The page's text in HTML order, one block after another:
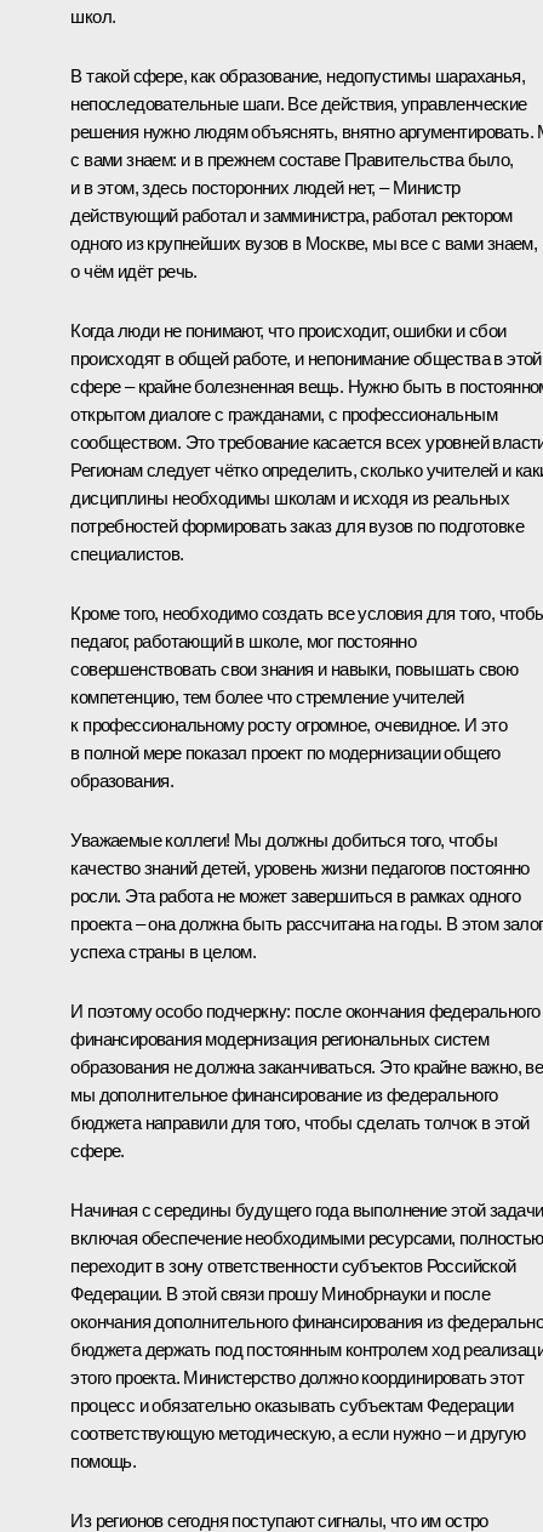
школ.
В такой сфере, как образование, недопустимы шараханья,
непоследовательные шаги. Все действия, управленческие
решения нужно людям объяснять, внятно
с вами знаем: и в прежнем составе Правительства было,
и в этом, здесь посторонних людей нет, – Министр
действующий работал и замминистра, работал ректором
одного из крупнейших вузов в Москве, мы все с вами знаем,
о чём идёт речь.
Когда люди не понимают, что происходит, ошибки и сбои
происходят в общей работе, и непонимание общества в этой
сфере – крайне болезненная вещь. Нужно быть в
открытом диалоге с гражданами, с профессиональным
сообществом. Это требование касается всех уровней
Регионам следует чётко определить, сколько учителей и
дисциплины необходимы школам и исходя из реальных
потребностей формировать заказ для вузов по подготовке
специалистов.
Кроме того, необходимо создать все условия для того,
педагог, работающий в школе, мог постоянно
совершенствовать свои знания и навыки, повышать свою
компетенцию, тем более что стремление учителей
к профессиональному росту огромное, очевидное. И это
в полной мере показал проект по модернизации общего
образования.
Уважаемые коллеги! Мы должны добиться того, чтобы
качество знаний детей, уровень жизни педагогов постоянно
росли. Эта работа не может завершиться в рамках одного
проекта – она должна быть рассчитана на годы. В этом залог
успеха страны в целом.
И поэтому особо подчеркну: после окончания федерального
финансирования модернизация региональных систем
образования не должна заканчиваться. Это крайне важно,
мы дополнительное финансирование из федерального
бюджета направили для того, чтобы сделать толчок в этой
сфере.
Начиная с середины будущего года выполнение этой
включая обеспечение необходимыми ресурсами, полностью
переходит в зону ответственности субъектов Российской
Федерации. В этой связи прошу Минобрнауки и после
окончания дополнительного финансирования из
бюджета держать под постоянным контролем ход
этого проекта. Министерство должно координировать этот
процесс и обязательно оказывать субъектам Федерации
соответствующую методическую, а если нужно – и другую
помощь.
Из регионов сегодня поступают сигналы, что им остро